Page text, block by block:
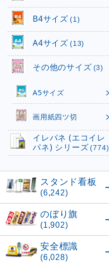
B4サイズ (1)
A4サイズ (13)
その他のサイズ (3)
A5サイズ
画用紙四ツ切
イレパネ (エコイレ
パネ) シリーズ (774)
スタンド看板
(6,242)
のぼり旗
(1,902)
安全標識
(6,028)